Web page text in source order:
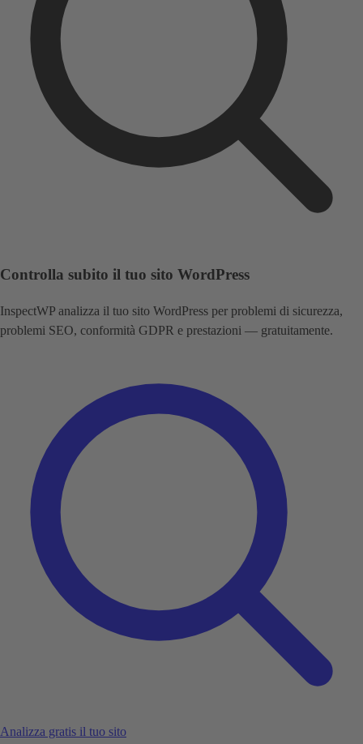
Controlla subito il tuo sito WordPress
InspectWP analizza il tuo sito WordPress per problemi di sicurezza,
problemi SEO, conformità GDPR e prestazioni — gratuitamente.
Analizza gratis il tuo sito